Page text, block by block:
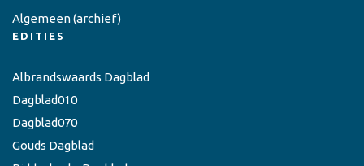
Algemeen(archief)
EDITIES
Albrandswaards Dagblad
Dagblad010
Dagblad070
Gouds Dagblad